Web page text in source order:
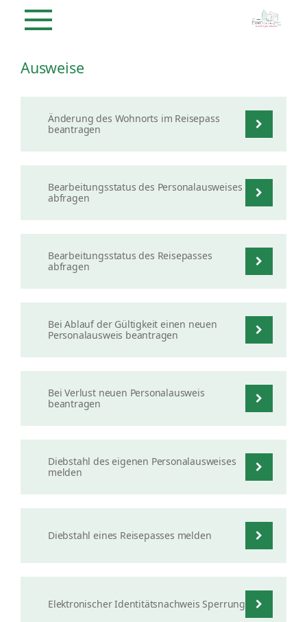
Ausweise
Änderung des Wohnorts im Reisepass
beantragen
Bearbeitungsstatus des Personalausweises
abfragen
Bearbeitungsstatus des Reisepasses
abfragen
Bei Ablauf der Gültigkeit einen neuen
Personalausweis beantragen
Bei Verlust neuen Personalausweis
beantragen
Diebstahl des eigenen Personalausweises
melden
Diebstahl eines Reisepasses melden
Elektronischer Identitätsnachweis Sperrung